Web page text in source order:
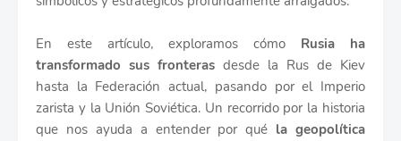
En este artículo, exploramos cómo Rusia ha
transformado sus fronteras desde la Rus de Kiev
hasta la Federación actual, pasando por el Imperio
zarista y la Unión Soviética. Un recorrido por la historia
que nos ayuda a entender por qué la geopolítica